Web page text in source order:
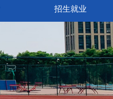
招生就业